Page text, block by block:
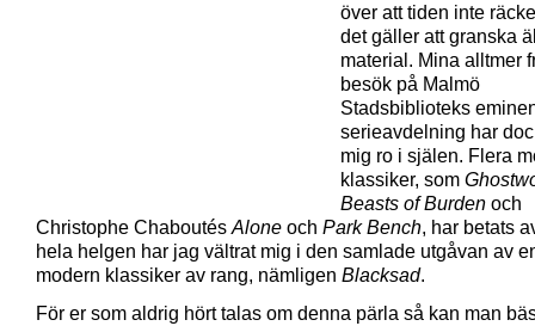
över att tiden inte
det gäller att granska
material. Mina alltmer
besök på Malmö
Stadsbiblioteks
serieavdelning har
mig ro i själen. Flera
klassiker, som
Beasts of Burden och
Christophe Chaboutés Alone och Park Bench, har betats
hela helgen har jag vältrat mig i den samlade utgåvan av
modern klassiker av rang, nämligen Blacksad.
För er som aldrig hört talas om denna pärla så kan man